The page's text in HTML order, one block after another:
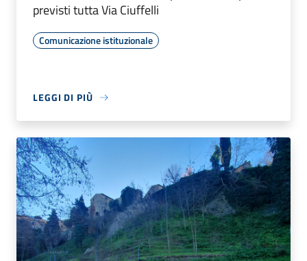
previsti tutta Via Ciuffelli
Comunicazione istituzionale
LEGGI DI PIÙ